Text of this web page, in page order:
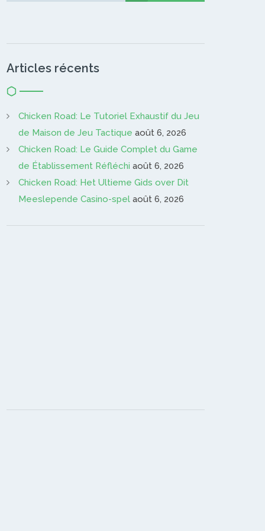
Articles récents
Chicken Road: Le Tutoriel Exhaustif du Jeu
de Maison de Jeu Tactique août 6, 2026
Chicken Road: Le Guide Complet du Game
de Établissement Réfléchi août 6, 2026
Chicken Road: Het Ultieme Gids over Dit
Meeslepende Casino-spel août 6, 2026